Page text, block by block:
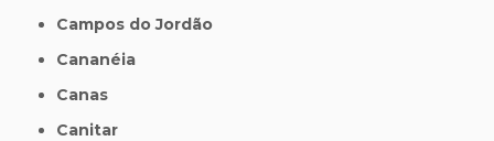
Campos do Jordão
Cananéia
Canas
Canitar